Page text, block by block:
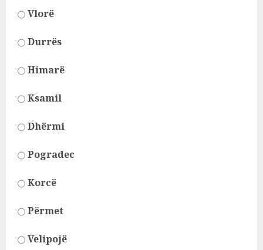
Vlorë
Durrës
Himarë
Ksamil
Dhërmi
Pogradec
Korcë
Përmet
Velipojë